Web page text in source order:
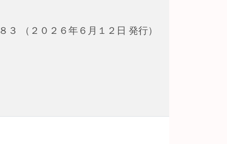
（２０２６年６月１２日 発行）